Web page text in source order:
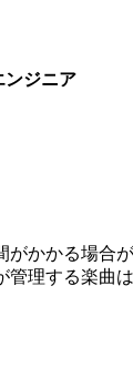
ンジニア
かかる場合が
理する楽曲は